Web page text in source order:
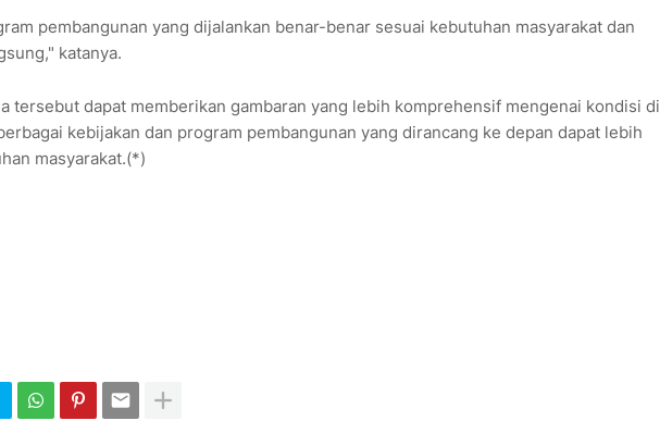
pembangunan yang dijalankan benar-benar sesuai kebutuhan masyarakat dan
katanya.
tersebut dapat memberikan gambaran yang lebih komprehensif mengenai kondisi di
kebijakan dan program pembangunan yang dirancang ke depan dapat lebih
masyarakat.(*)